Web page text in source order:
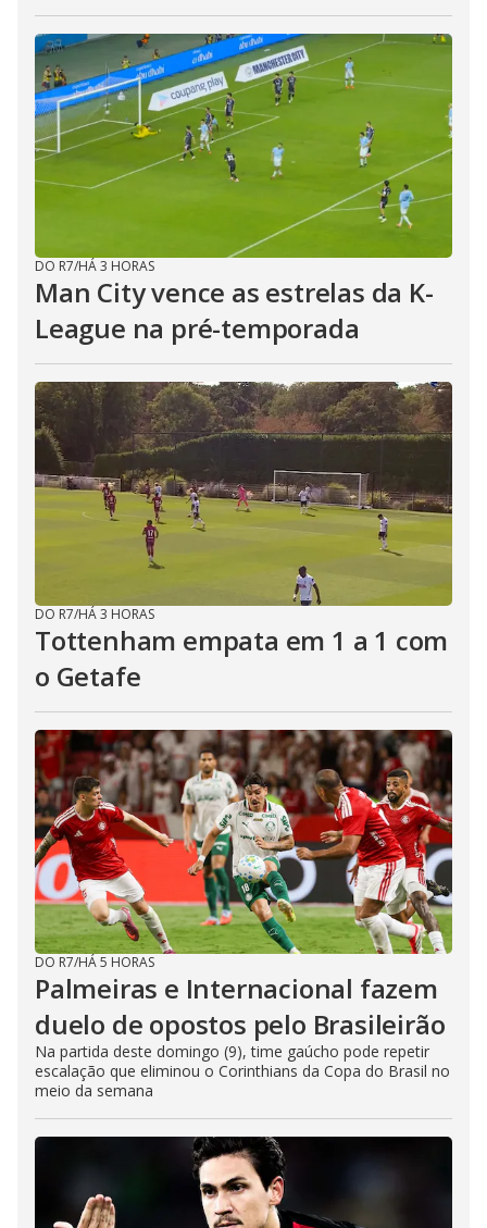
DO R7/HÁ 3 HORAS
Man City vence as estrelas da K-
League na pré-temporada
DO R7/HÁ 3 HORAS
Tottenham empata em 1 a 1 com
o Getafe
DO R7/HÁ 5 HORAS
Palmeiras e Internacional fazem
duelo de opostos pelo Brasileirão
Na partida deste domingo (9), time gaúcho pode repetir
escalação que eliminou o Corinthians da Copa do Brasil no
meio da semana